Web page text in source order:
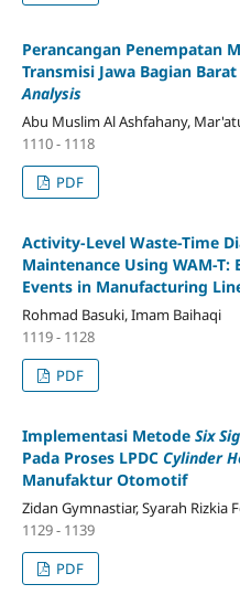
Perancangan Penempatan
Transmisi Jawa Bagian
Analysis
Abu Muslim Al Ashfahany,
1110 - 1118
PDF
Activity-Level Waste-Time
Maintenance Using WAM-T:
Events in Manufacturing
Rohmad Basuki, Imam Baihaqi
1119 - 1128
PDF
Implementasi Metode Six
Pada Proses LPDC Cylinder
Manufaktur Otomotif
Zidan Gymnastiar, Syarah Rizkia
1129 - 1139
PDF